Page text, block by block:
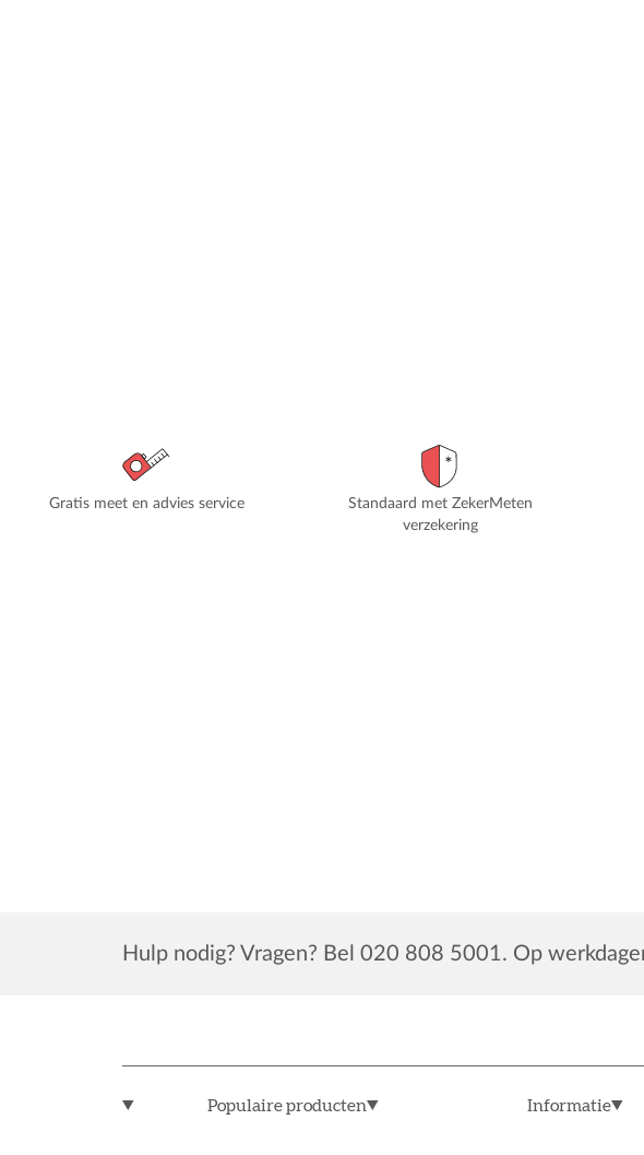
Gratis meet en advies service
Standaard met ZekerMeten
verzekering
Hulp nodig? Vragen? Bel 020 808 5001. Op
Populaire producten Informatie